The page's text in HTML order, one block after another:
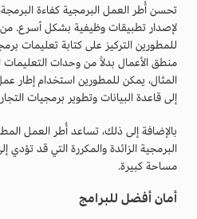
تحسن أُطر العمل البرمجية كفاءة
لإصدار تطبيقات وظيفية بشكل أسرع.
للمطورين التركيز على كتابة تعليمات
منطق الأعمال بدلاً من وحدات
المثال، يمكن للمطورين استخدام إطار
إلى قاعدة البيانات وتطوير برمجيات
بالإضافة إلى ذلك، تساعد أُطر العمل
البرمجية الزائدة والمكررة التي قد تؤدي
مساحة كبيرة.
أمان أفضل للبرامج